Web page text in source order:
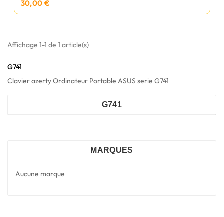
30,00 €
Affichage 1-1 de 1 article(s)
G741
Clavier azerty Ordinateur Portable ASUS serie G741
G741
MARQUES
Aucune marque